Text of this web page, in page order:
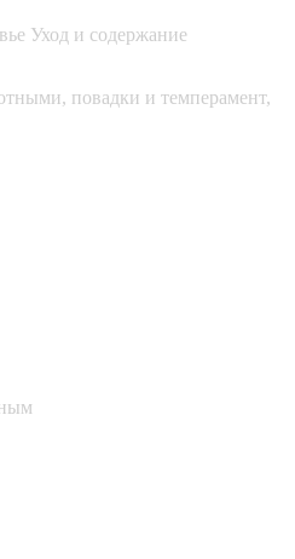
Уход и содержание
повадки и темперамент,